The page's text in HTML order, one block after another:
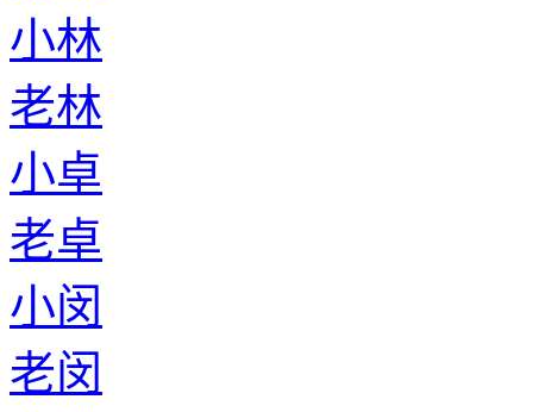
小林
老林
小卓
老卓
小闵
老闵